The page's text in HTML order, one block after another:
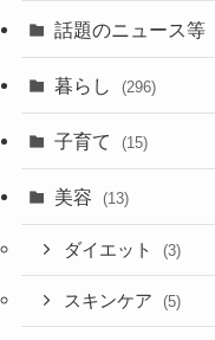
話題のニュース等
暮らし (296)
子育て (15)
美容 (13)
ダイエット (3)
スキンケア (5)